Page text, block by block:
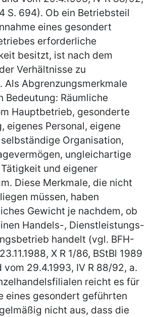
S. 694). Ob ein Betriebsteil
eines gesondert
erforderliche
besitzt, ist nach dem
Verhältnisse zu
Als Abgrenzungsmerkmale
Bedeutung: Räumliche
Hauptbetrieb, gesonderte
eigenes Personal, eigene
Organisation,
ungleichartige
und eigener
Diese Merkmale, die nicht
müssen, haben
Gewicht je nachdem, ob
Handels-, Dienstleistungs-
handelt (vgl. BFH-
X R 1/86, BStBl 1989
vom 29.4.1993, IV R 88/92, a.
reicht es für
eines gesondert geführten
nicht aus, dass die